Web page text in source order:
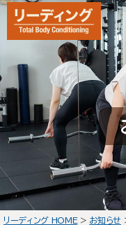
カ
石
リーディング HOME> お知らせ